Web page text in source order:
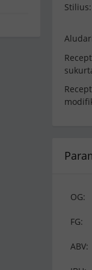
Stilius:
OG:
FG:
ABV: